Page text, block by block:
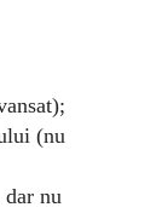
(nu
nu